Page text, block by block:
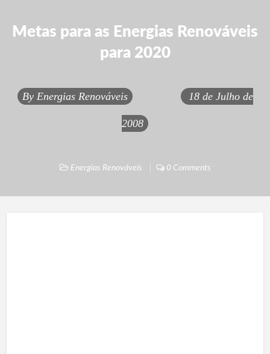
Metas para as Energias Renováveis
para 2020
By Energias Renováveis 18 de Julho de
2008
Energias Renováveis 0 Comments